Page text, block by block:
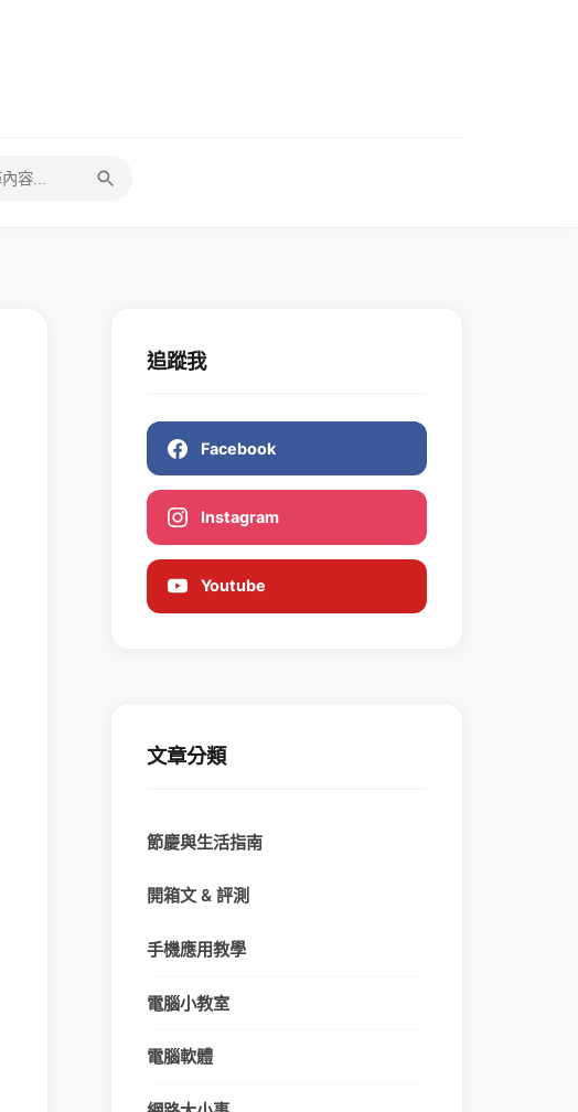
追蹤我
Facebook
Instagram
Youtube
文章分類
節慶與生活指南
開箱文 & 評測
手機應用教學
電腦小教室
電腦軟體